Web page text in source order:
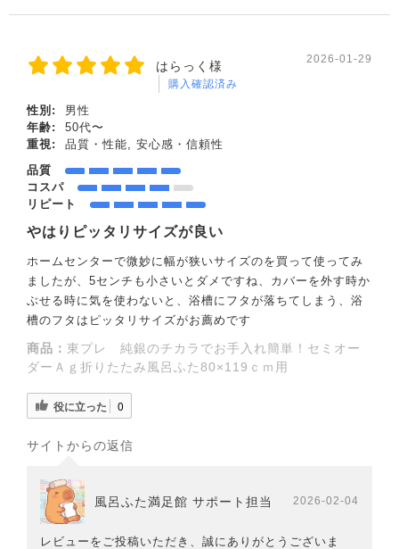
はらっく様
購入確認済み
2026-01-29
性別:
男性
年齢:
50代〜
重視:
品質・性能, 安心感・信頼性
品質
コスパ
リピート
やはりピッタリサイズが良い
ホームセンターで微妙に幅が狭いサイズのを買って使ってみ
ましたが、5センチも小さいとダメですね、カバーを外す時か
ぶせる時に気を使わないと、浴槽にフタが落ちてしまう、浴
槽のフタはピッタリサイズがお薦めです
商品： 東プレ 純銀のチカラでお手入れ簡単！セミオー
ダーＡｇ折りたたみ風呂ふた80×119ｃｍ用
役に立った 0
サイトからの返信
風呂ふた満足館 サポート担当 2026-02-04
レビューをご投稿いただき、誠にありがとうございま